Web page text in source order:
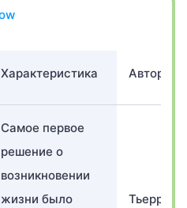
Характеристика Авторы
Самое первое
решение о
возникновении
жизни было
Тьерри